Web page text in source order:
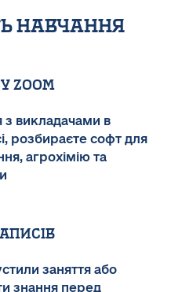
навчання
Zoom
з викладачами в
розбираєте софт для
агрохімію та
заняття або
знання перед